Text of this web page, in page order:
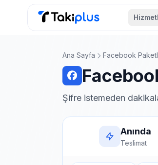
Anasayfa
Ana Sayfa Facebook
Şifre istemeden
Anında
Teslimat